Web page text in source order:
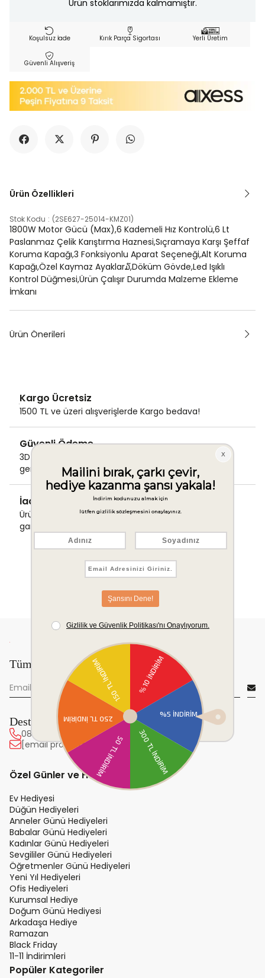
Ürün stoklarımızda kalmamıştır.
Koşulsuz İade Kırık Parça Sigortası Yerli Üretim
Güvenli Alışveriş
Ürün Özellikleri
Stok Kodu (2SE627-25014-KMZ01)
1800W Motor Gücü (Max),6 Kademeli Hız Kontrolü,6 Lt
Paslanmaz Çelik Karıştırma Haznesi,Sıçramaya Karşı Şeffaf
Koruma Kapağı,3 Fonksiyonlu Aparat Seçeneği,Alt Koruma
Kapağı,Özel Kaymaz Ayaklar໓,Döküm Gövde,Led Işıklı
Kontrol Düğmesi,Ürün Çalışır Durumda Malzeme Ekleme
İmkanı
Ürün Önerileri
Kargo Ücretsiz
1500 TL ve üzeri alışverişlerde Kargo bedava!
Güvenli Ödeme
3D Secure ile güvenli ödemenizi
gerçekleştirin.
İade & Değişim Garantisi
Ürünlerinizde sorunsuz iade ve değişim
garantisi.
Tüm yeniliklerden önce sen haberdar ol!
Destek Hattı
0850 222 20 63
[email protected]
Özel Günler ve Hediye
Ev Hediyesi
Düğün Hediyeleri
Anneler Günü Hediyeleri
Babalar Günü Hediyeleri
Kadınlar Günü Hediyeleri
Sevgililer Günü Hediyeleri
Öğretmenler Günü Hediyeleri
Yeni Yıl Hediyeleri
Ofis Hediyeleri
Kurumsal Hediye
Doğum Günü Hediyesi
Arkadaşa Hediye
Ramazan
Black Friday
11-11 İndirimleri
Popüler Kategoriler